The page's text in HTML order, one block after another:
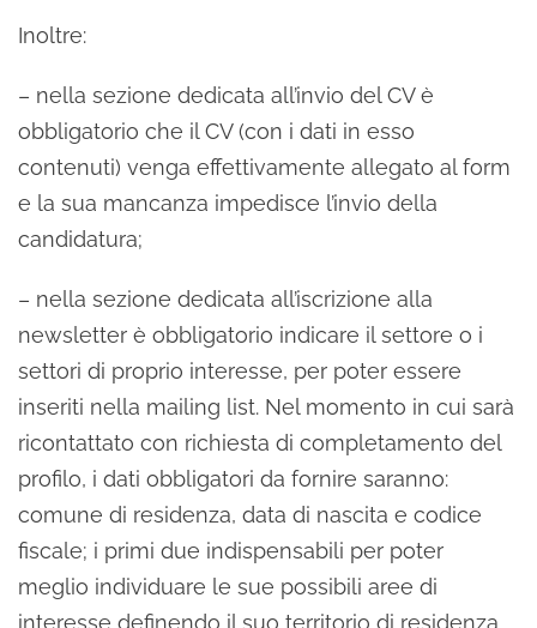
Inoltre:
– nella sezione dedicata all’invio del CV è
obbligatorio che il CV (con i dati in esso
contenuti) venga effettivamente allegato al form
e la sua mancanza impedisce l’invio della
candidatura;
– nella sezione dedicata all’iscrizione alla
newsletter è obbligatorio indicare il settore o i
settori di proprio interesse, per poter essere
inseriti nella mailing list. Nel momento in cui sarà
ricontattato con richiesta di completamento del
profilo, i dati obbligatori da fornire saranno:
comune di residenza, data di nascita e codice
fiscale; i primi due indispensabili per poter
meglio individuare le sue possibili aree di
interesse definendo il suo territorio di residenza